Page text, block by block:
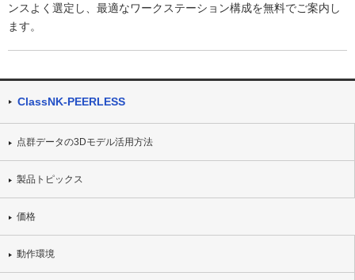
ンスよく選定し、最適なワークステーション構成を無料でご案内し
ます。
ClassNK-PEERLESS
点群データの3Dモデル活用方法
製品トピックス
価格
動作環境